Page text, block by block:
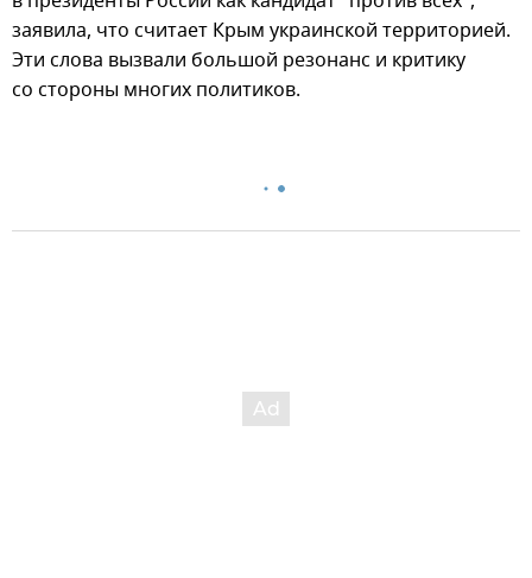
заявила, что считает Крым украинской территорией.
Эти слова вызвали большой резонанс и критику
со стороны многих политиков.